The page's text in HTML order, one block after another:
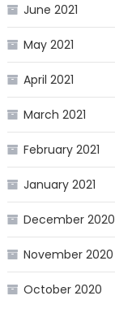
June 2021
May 2021
April 2021
March 2021
February 2021
January 2021
December 2020
November 2020
October 2020